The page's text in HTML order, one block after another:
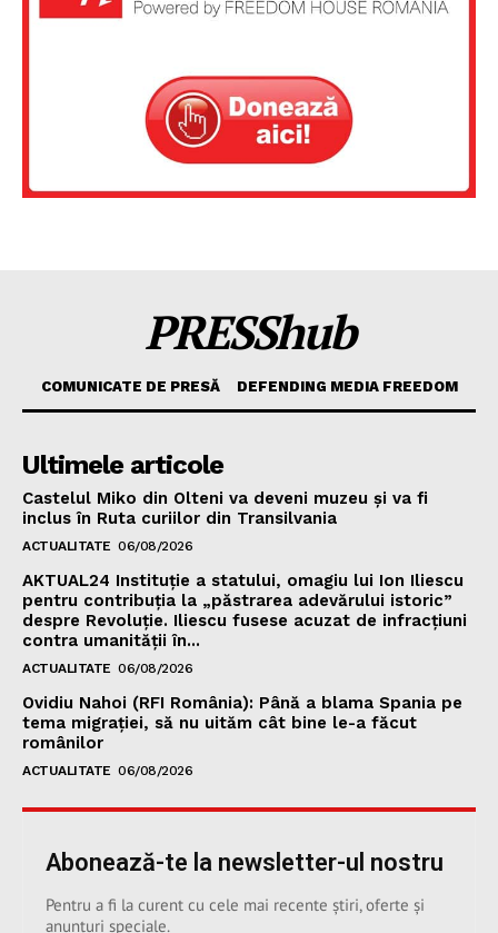
PRESShub
COMUNICATE DE PRESĂ DEFENDING MEDIA FREEDOM
Ultimele articole
Castelul Miko din Olteni va deveni muzeu şi va fi
inclus în Ruta curiilor din Transilvania
ACTUALITATE 06/08/2026
AKTUAL24 Instituție a statului, omagiu lui Ion Iliescu
pentru contribuția la „păstrarea adevărului istoric”
despre Revoluție. Iliescu fusese acuzat de infracțiuni
contra umanității în...
ACTUALITATE 06/08/2026
Ovidiu Nahoi (RFI România): Până a blama Spania pe
tema migrației, să nu uităm cât bine le-a făcut
românilor
ACTUALITATE 06/08/2026
Abonează-te la newsletter-ul nostru
Pentru a fi la curent cu cele mai recente știri, oferte și
anunțuri speciale.